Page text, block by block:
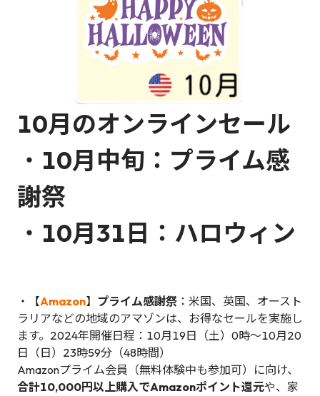
10月のオンラインセール
・ 10月中旬：プライム感
謝祭
・ 10月31日：ハロウィン
・【Amazon】 プライム感謝祭 ：米国、英国、オースト
ラリアなどの地域のアマゾンは、お得なセールを実施し
ます。2024年開催日程：10月19日（土）0時～10月20
日（日）23時59分（48時間）
Amazonプライム会員（無料体験中も参加可）に向け、
合計10,000円以上購入でAmazonポイント還元や、家